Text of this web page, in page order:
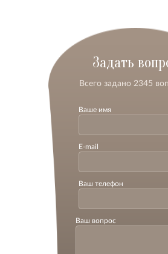
Задать
Всего задано 2345
Ваше имя
E-mail
Ваш телефон
Ваш вопрос